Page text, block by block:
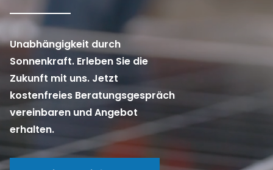
Unabhängigkeit durch
Sonnenkraft. Erleben Sie die
Zukunft mit uns. Jetzt
kostenfreies Beratungsgespräch
vereinbaren und Angebot
erhalten.